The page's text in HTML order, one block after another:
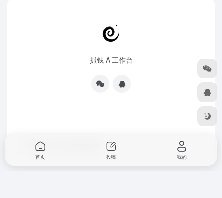
抓钱 AI工作台
Copyright © 2026
首页 投稿 我的